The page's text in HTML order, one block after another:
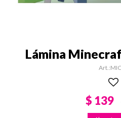
Lámina
$ 139